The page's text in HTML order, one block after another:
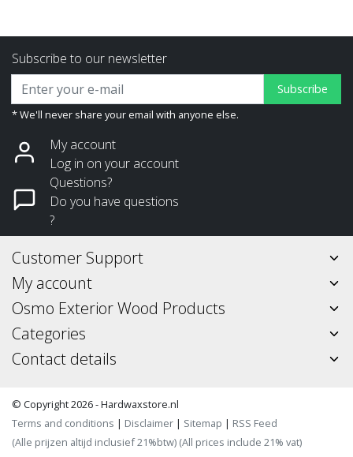
Subscribe to our newsletter
Subscribe
* We'll never share your email with anyone else.
My account
Log in on your account
Questions?
Do you have questions
?
Customer Support
My account
Osmo Exterior Wood Products
Categories
Contact details
© Copyright 2026 - Hardwaxstore.nl
Terms and conditions | Disclaimer | Sitemap | RSS Feed
(Alle prijzen altijd inclusief 21%btw) (All prices include 21% vat)